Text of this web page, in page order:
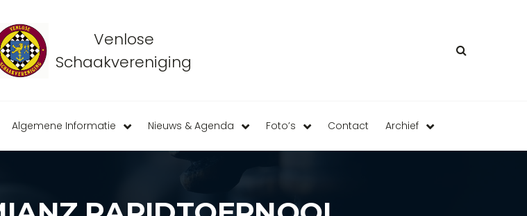
Venlose
Schaakvereniging
Algemene Informatie Nieuws & Agenda Foto’s Contact Archief